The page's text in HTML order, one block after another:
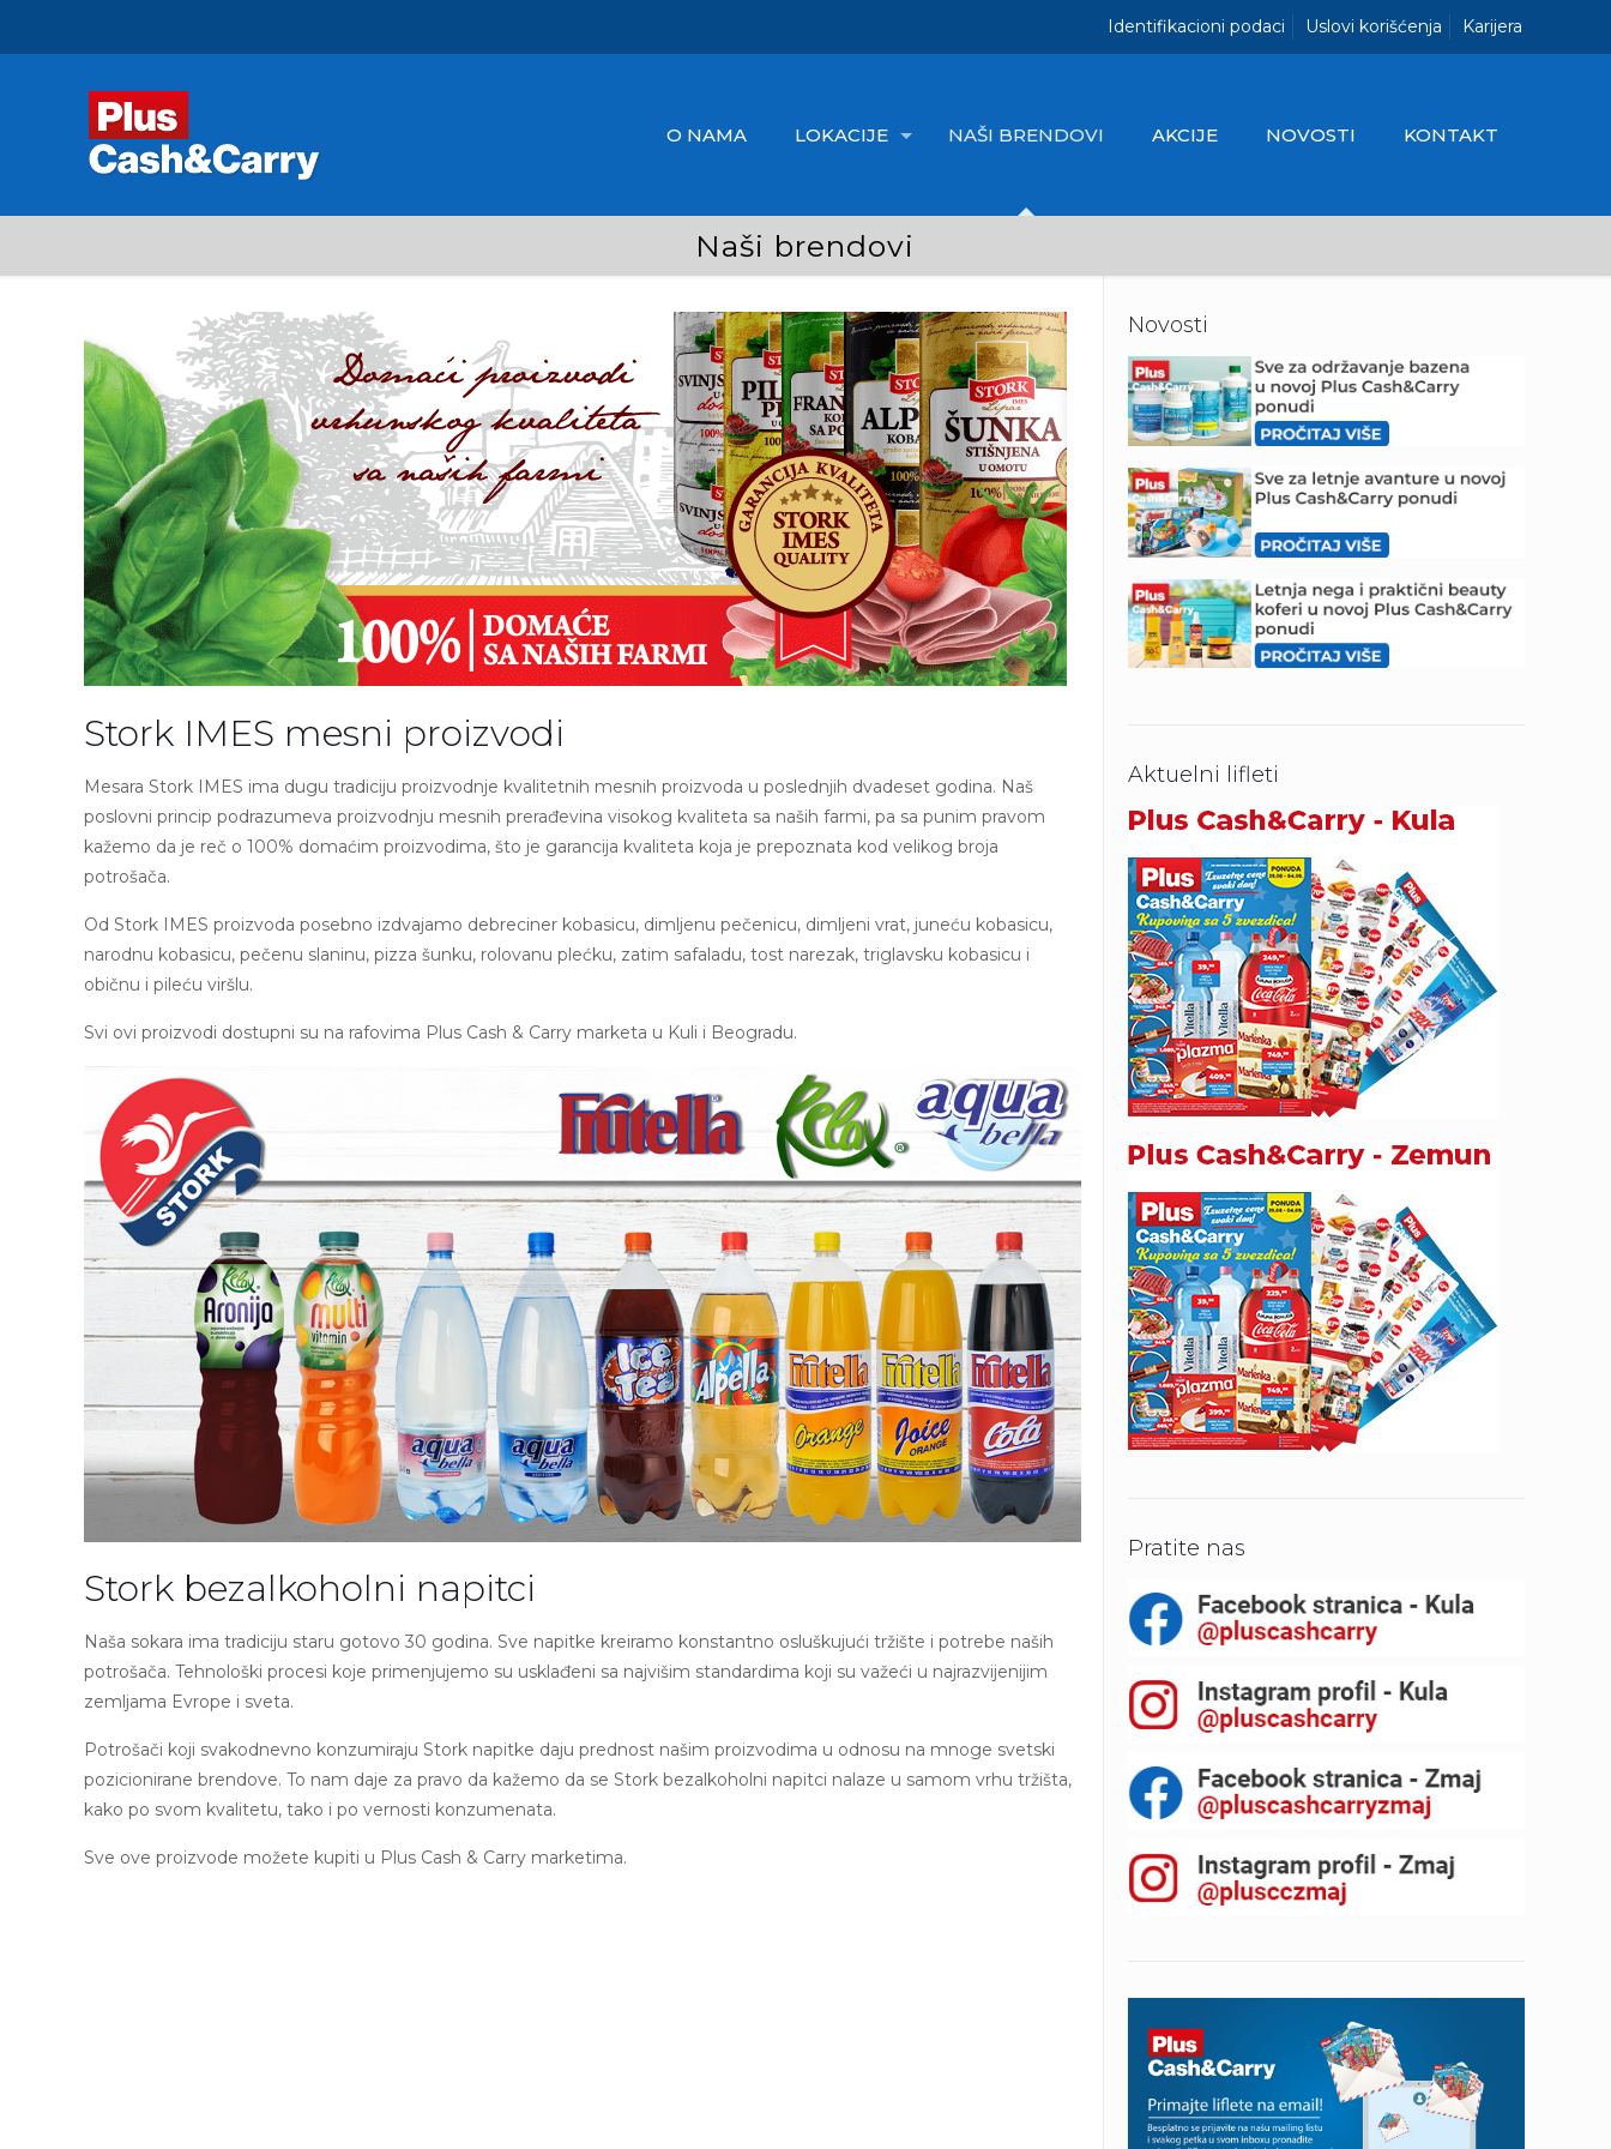
Identifikacioni podaci Uslovi korišćenja Karijera
O NAMA LOKACIJE NAŠI BRENDOVI AKCIJE NOVOSTI KONTAKT
Naši brendovi
Stork IMES mesni proizvodi
Mesara Stork IMES ima dugu tradiciju proizvodnje kvalitetnih mesnih proizvoda u poslednjih dvadeset godina. Naš
poslovni princip podrazumeva proizvodnju mesnih prerađevina visokog kvaliteta sa naših farmi, pa sa punim pravom
kažemo da je reč o 100% domaćim proizvodima, što je garancija kvaliteta koja je prepoznata kod velikog broja
potrošača.
Od Stork IMES proizvoda posebno izdvajamo debreciner kobasicu, dimljenu pečenicu, dimljeni vrat, juneću kobasicu,
narodnu kobasicu, pečenu slaninu, pizza šunku, rolovanu plećku, zatim safaladu, tost narezak, triglavsku kobasicu i
običnu i pileću viršlu.
Svi ovi proizvodi dostupni su na rafovima Plus Cash & Carry marketa u Kuli i Beogradu.
Stork bezalkoholni napitci
Naša sokara ima tradiciju staru gotovo 30 godina. Sve napitke kreiramo konstantno osluškujući tržište i potrebe naših
potrošača. Tehnološki procesi koje primenjujemo su usklađeni sa najvišim standardima koji su važeći u najrazvijenijim
zemljama Evrope i sveta.
Potrošači koji svakodnevno konzumiraju Stork napitke daju prednost našim proizvodima u odnosu na mnoge svetski
pozicionirane brendove. To nam daje za pravo da kažemo da se Stork bezalkoholni napitci nalaze u samom vrhu tržišta,
kako po svom kvalitetu, tako i po vernosti konzumenata.
Sve ove proizvode možete kupiti u Plus Cash & Carry marketima.
Novosti
Aktuelni lifleti
Pratite nas